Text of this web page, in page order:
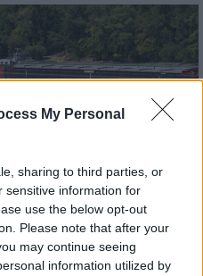
My Personal
sharing to third parties, or
sensitive information for
use the below opt-out
Please note that after your
may continue seeing
information utilized by